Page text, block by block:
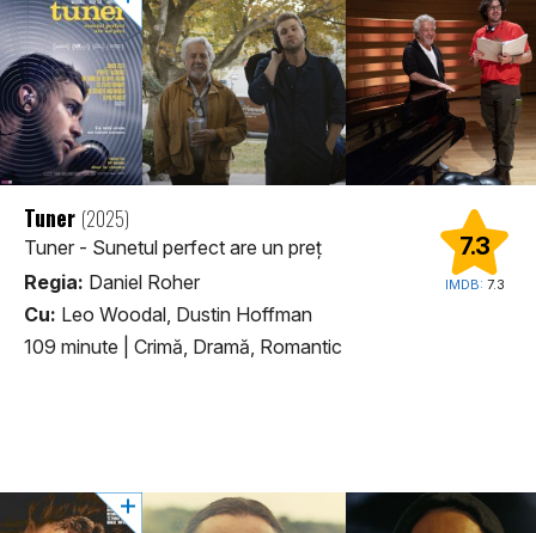
7.3
IMDB: 7.3
Tuner (2025)
Tuner - Sunetul perfect are un preț
Regia: Daniel Roher
Cu: Leo Woodal, Dustin Hoffman
109 minute
Crimă, Dramă, Romantic